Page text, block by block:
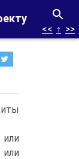
<< ↑ >>
или